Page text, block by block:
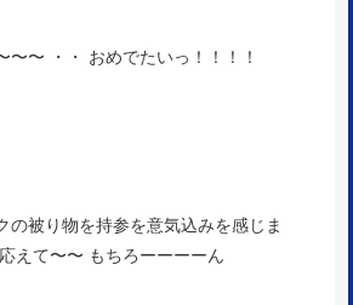
〜〜 ・・ おめでたいっ！！！！
の被り物を持参を意気込みを感じま
えて〜〜 もちろーーーーん